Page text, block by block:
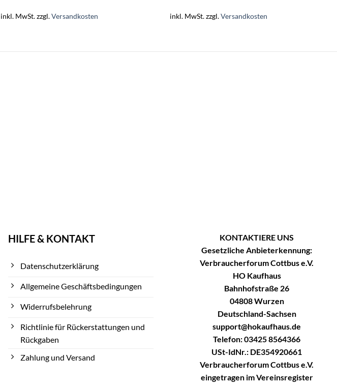
inkl. MwSt.zzgl.Versandkosten inkl. MwSt.zzgl.Versandkosten
HILFE & KONTAKT
Datenschutzerklärung
Allgemeine Geschäftsbedingungen
Widerrufsbelehrung
Richtlinie für Rückerstattungen und
Rückgaben
Zahlung und Versand
KONTAKTIERE UNS
Gesetzliche Anbieterkennung:
Verbraucherforum Cottbus e.V.
HO Kaufhaus
Bahnhofstraße 26
04808 Wurzen
Deutschland-Sachsen
support@hokaufhaus.de
Telefon: 03425 8564366
USt-IdNr.: DE354920661
Verbraucherforum Cottbus e.V.
eingetragen im Vereinsregister